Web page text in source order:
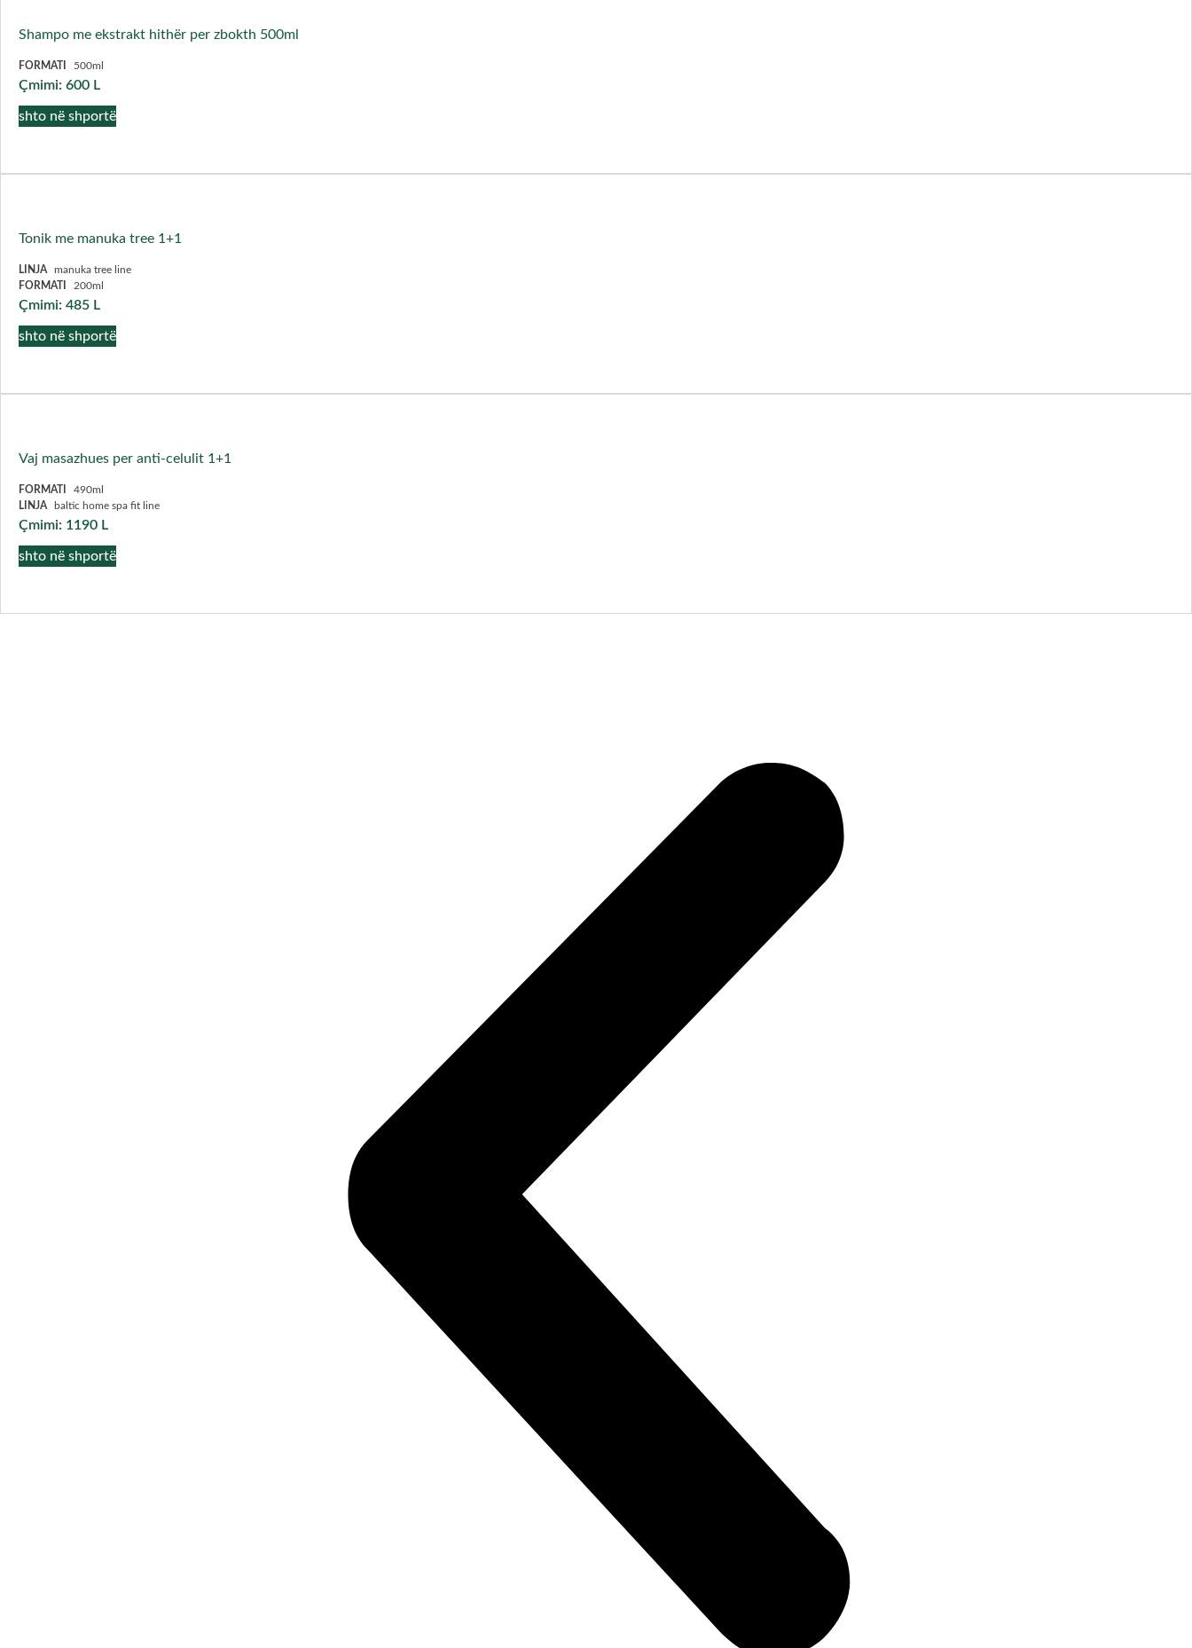
Shampo me ekstrakt hithër per zbokth 500ml
FORMATI 500ml
Çmimi: 600 L
shto në shportë
Tonik me manuka tree 1+1
LINJA
manuka tree line
FORMATI
200ml
Çmimi: 485 L
shto në shportë
Vaj masazhues per anti-celulit 1+1
FORMATI
490ml
LINJA
baltic home spa fit line
Çmimi: 1190 L
shto në shportë